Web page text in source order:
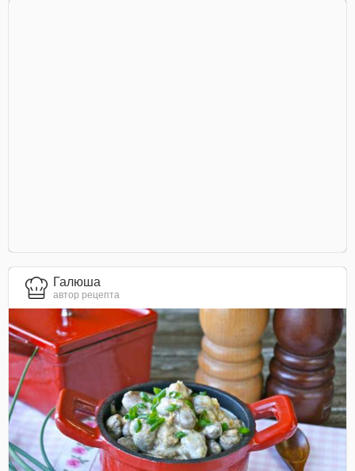
Галюша
автор рецепта